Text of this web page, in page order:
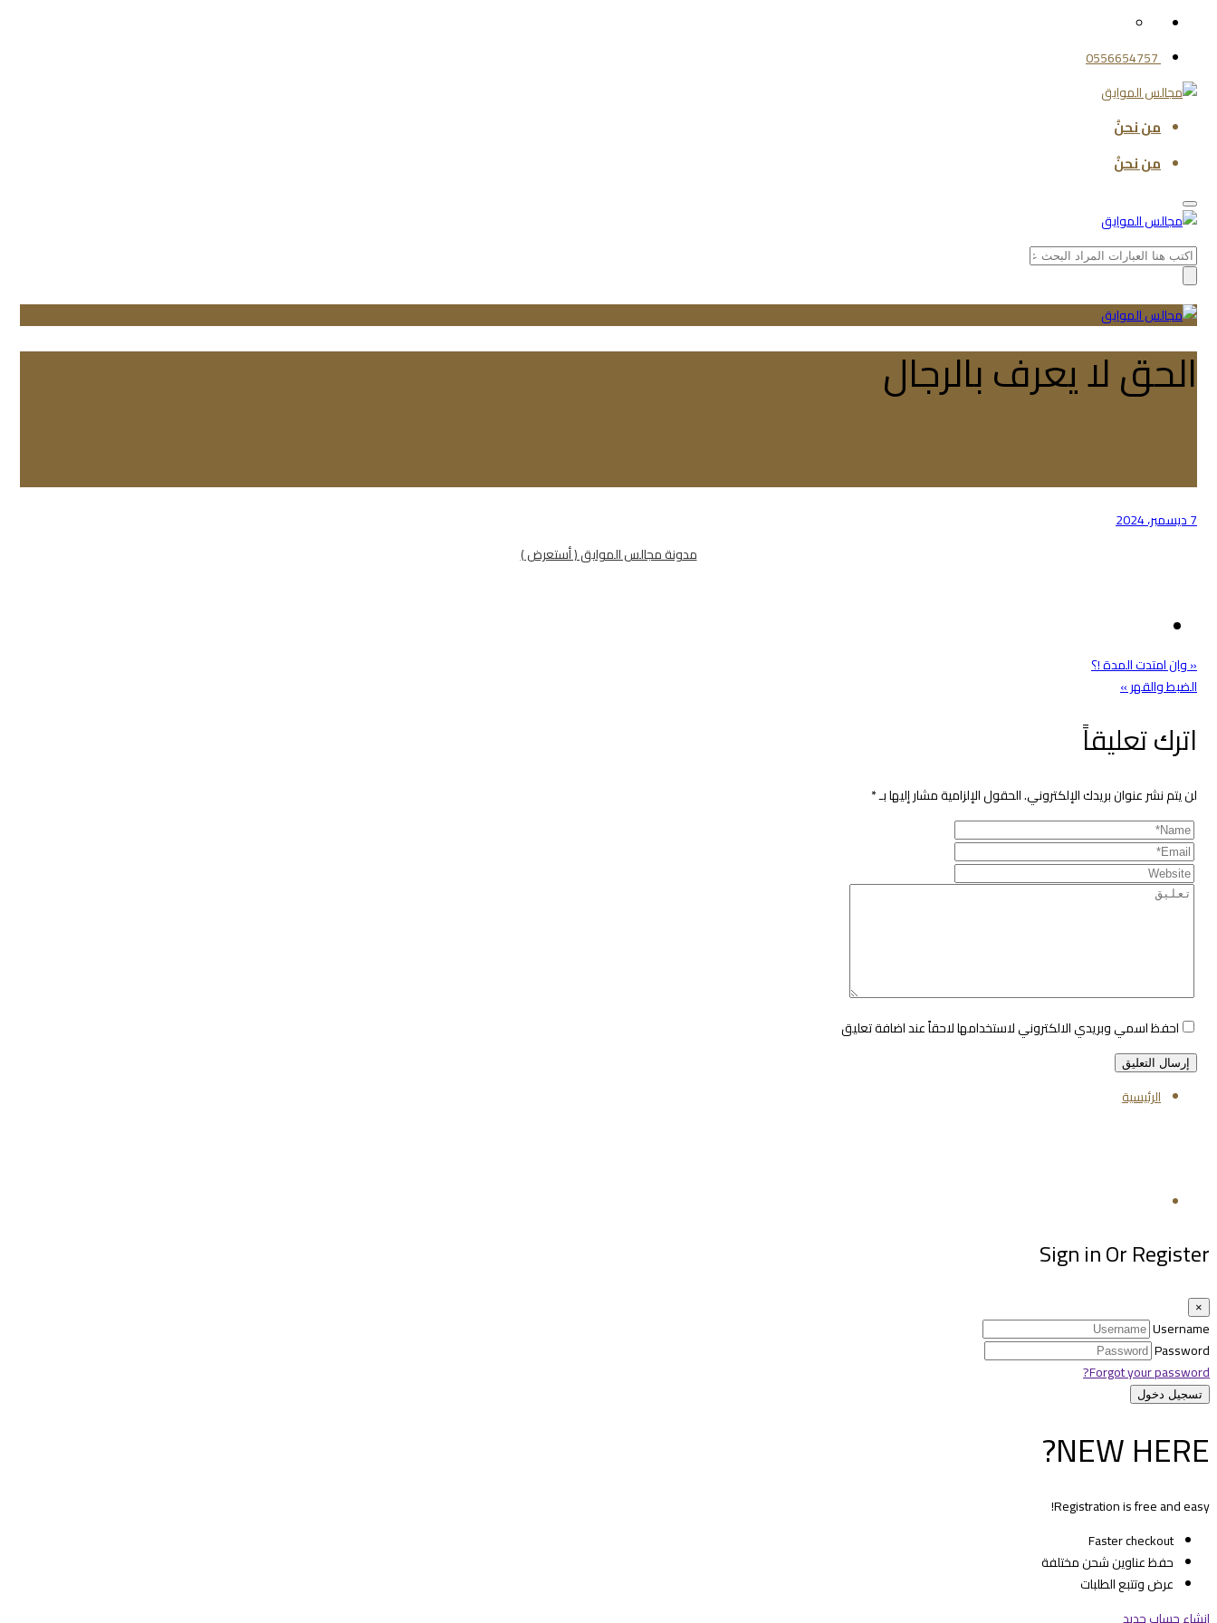
0556654757
من نحنُ
من نحنُ
Search
for:
الحق لا يعرف بالرجال
7 ديسمبر، 2024
مدونة مجالس الموايق ( أستعرض )
تصفّح
المقالات
« وان امتدت المدة !؟
الضبط والقهر »
اترك تعليقاً
لن يتم نشر عنوان بريدك الإلكتروني.الحقول الإلزامية مشار إليها بـ*
احفظ اسمي وبريدي الالكتروني لاستخدامها لاحقاً عند اضافة تعليق
الرئيسية
Sign in Or Register
×
Username
Password
Forgot your password?
NEW HERE?
Registration is free and easy!
Faster checkout
حفظ عناوين شحن مختلفة
عرض وتتبع الطلبات
انشاء حساب جديد